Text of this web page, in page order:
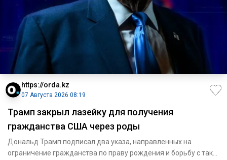
https://orda.kz
07 Августа 2026 08:19
Трамп закрыл лазейку для получения
гражданства США через роды
Дональд Трамп подписал два указа, направленных на
ограничение гражданства по праву рождения и борьбу с так